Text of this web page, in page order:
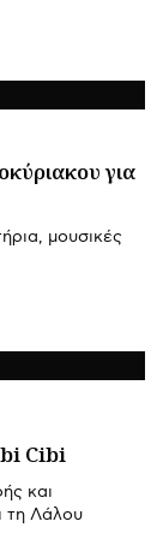
για
μουσικές
Cibi
και
τη Λάλου